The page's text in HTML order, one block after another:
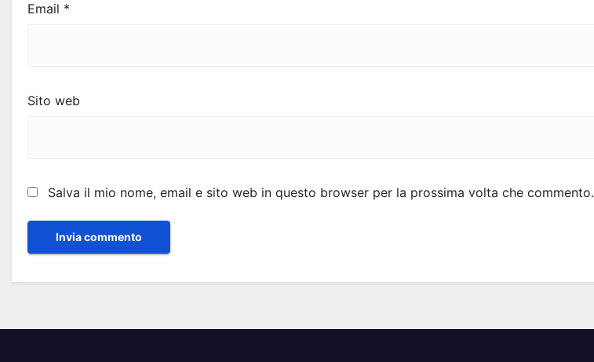
Email *
Sito web
Salva il mio nome, email e sito web in questo browser per la prossima volta che commento.